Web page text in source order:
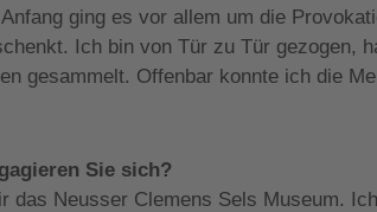
ging es vor allem um die
Ich bin von Tür zu Tür gezogen,
gesammelt. Offenbar konnte ich die
Sie sich?
das Neusser Clemens Sels Museum.